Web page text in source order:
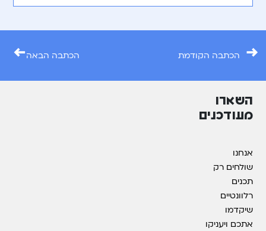
→ הכתבה הקודמת הכתבה הבאה←
השארו
מעודכנים
אנחנו
שולחים רק
תכנים
רלוונטיים
שיקדמו
אתכם ויעניקו